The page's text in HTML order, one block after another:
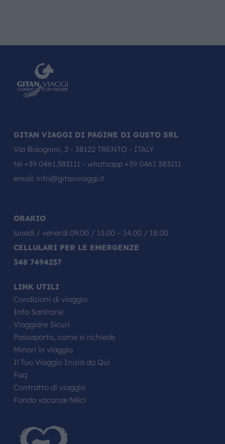
GITAN VIAGGI DI PAGINE DI GUSTO SRL
Via Bolognini, 2 - 38122 TRENTO - ITALY
tel +39 0461.383111 - whatsapp +39 0461 383111
email: info@gitanviaggi.it
ORARIO
lunedì / venerdì 09.00 / 13.00 – 14.00 / 18.00
CELLULARI PER LE EMERGENZE
348 7494237
LINK UTILI
Condizioni di viaggio
Info Sanitarie
Viaggiare Sicuri
Passaporto, come si richiede
Minori in viaggio
Il Tuo Viaggio Inizia da Qui
Faq
Contratto di viaggio
Fondo vacanze felici